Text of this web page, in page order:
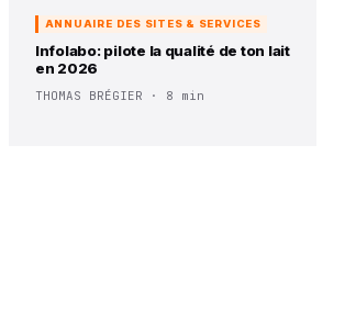
ANNUAIRE DES SITES & SERVICES
Infolabo: pilote la qualité de ton lait
en 2026
THOMAS BRÉGIER · 8 min